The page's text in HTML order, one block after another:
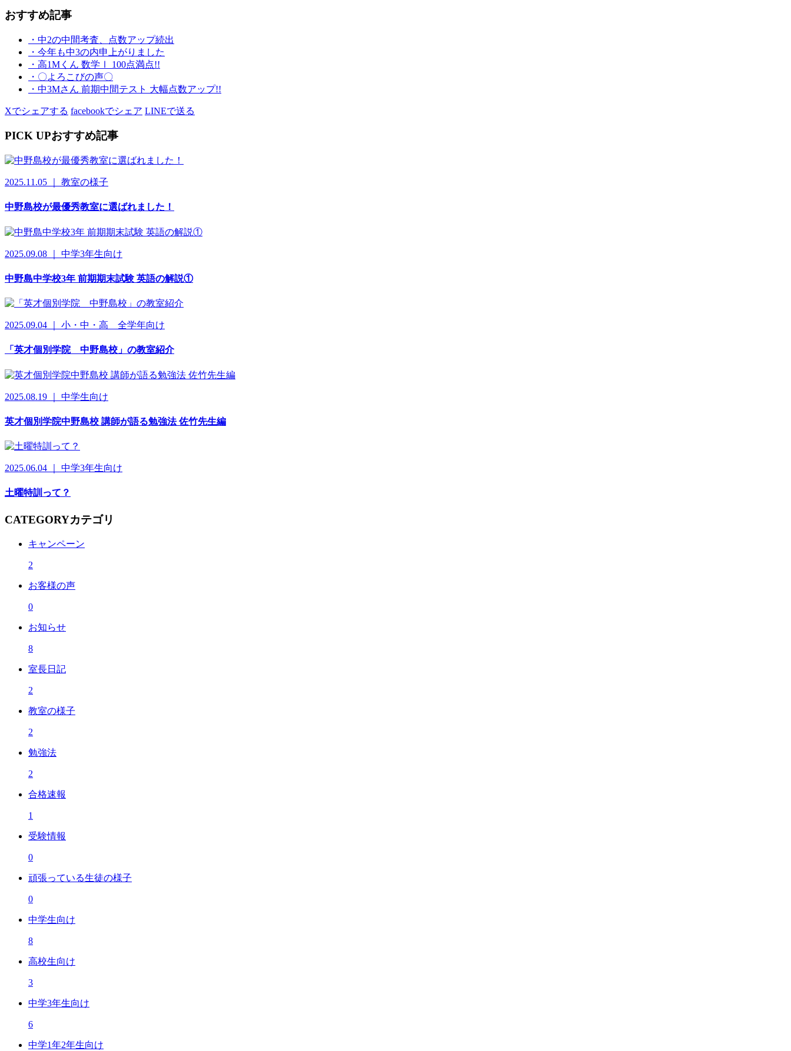
おすすめ記事
・中2の中間考査、点数アップ続出
・今年も中3の内申上がりました
・高1Mくん 数学Ⅰ 100点満点!!
・〇よろこびの声〇
・中3Mさん 前期中間テスト 大幅点数アップ!!
Xでシェアする facebookでシェア LINEで送る
PICK UPおすすめ記事
2025.11.05 ｜ 教室の様子
中野島校が最優秀教室に選ばれました！
2025.09.08 ｜ 中学3年生向け
中野島中学校3年 前期期末試験 英語の解説①
2025.09.04 ｜ 小・中・高 全学年向け
「英才個別学院 中野島校」の教室紹介
2025.08.19 ｜ 中学生向け
英才個別学院中野島校 講師が語る勉強法 佐竹先生編
2025.06.04 ｜ 中学3年生向け
土曜特訓って？
CATEGORYカテゴリ
キャンペーン
2
お客様の声
0
お知らせ
8
室長日記
2
教室の様子
2
勉強法
2
合格速報
1
受験情報
0
頑張っている生徒の様子
0
中学生向け
8
高校生向け
3
中学3年生向け
6
中学1年2年生向け